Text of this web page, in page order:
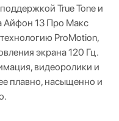
True Tone и
Айфон 13 Про Макс
ProMotion,
экрана 120 Гц.
видеоролики и
плавно, насыщенно и